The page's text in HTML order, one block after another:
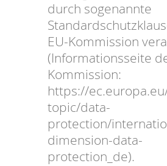
durch sogenannte
EU-Kommission
(Informationsseite
Kommission:
https://
topic/data-
protection/
dimension-data-
protection_de).